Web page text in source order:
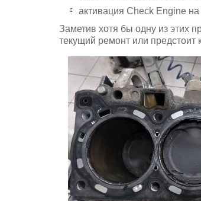
активация Check Engine
Заметив хотя бы одну из этих
текущий ремонт или предстоит